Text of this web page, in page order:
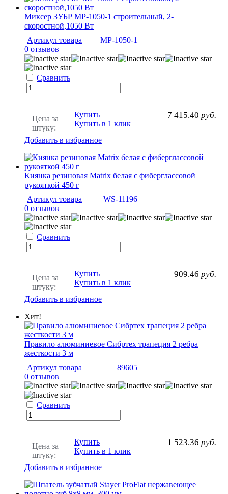
Миксер ЗУБР МР-1050-1 строительный, 2-
скоростной,1050 Вт
Артикул товара
МР-1050-1
0 отзывов
Сравнить
Цена за
штуку:
7 415.40 руб.
Купить
Купить в 1 клик
Добавить в избранное
Киянка резиновая Matrix белая с фиберглассовой
рукояткой 450 г
Артикул товара
WS-11196
0 отзывов
Сравнить
Цена за
штуку:
909.46 руб.
Купить
Купить в 1 клик
Добавить в избранное
Хит!
Правило алюминиевое Сибртех трапеция 2 ребра
жесткости 3 м
Артикул товара
89605
0 отзывов
Сравнить
Цена за
штуку:
1 523.36 руб.
Купить
Купить в 1 клик
Добавить в избранное